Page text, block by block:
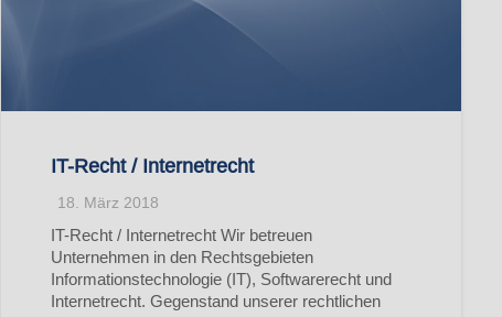
IT-Recht / Internetrecht
18. März 2018
IT-Recht / Internetrecht Wir betreuen
Unternehmen in den Rechtsgebieten
Informationstechnologie (IT), Softwarerecht und
Internetrecht. Gegenstand unserer rechtlichen